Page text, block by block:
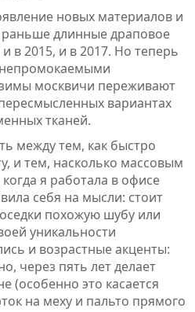
новых материалов и
длинные драповое
в 2015, и в 2017. Но теперь
москвичи переживают
вариантах
тканей.
между тем, как быстро
и тем, насколько массовым
я работала в офисе
себя на мысли: стоит
похожую шубу или
уникальности
и возрастные акценты:
через пять лет делает
(особенно это касается
на меху и пальто прямого